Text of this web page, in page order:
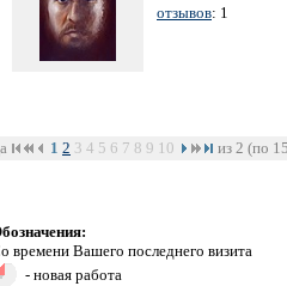
отзывов: 1
1 2 3 4 5 6 7 8 9 10 из 2 (по
времени Вашего последнего визита
- новая работа